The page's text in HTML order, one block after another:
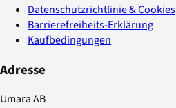
Datenschutzrichtlinie & Cookies
Barrierefreiheits-Erklärung
Kaufbedingungen
Adresse
Umara AB